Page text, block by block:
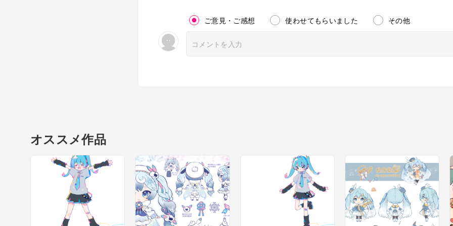
ご意見・ご感想 使わせてもらいました その他
オススメ作品